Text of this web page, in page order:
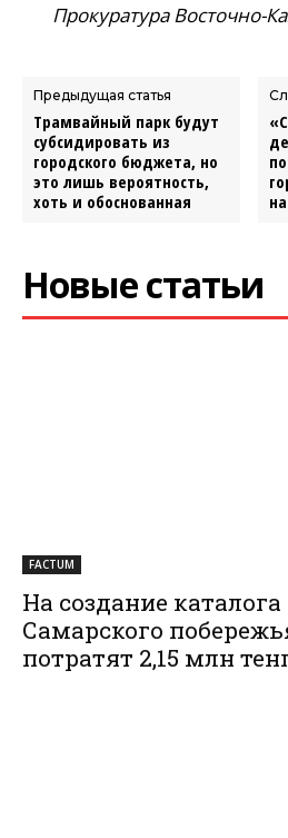
Прокуратура Восточно-
Предыдущая статья
Трамвайный парк будут
субсидировать из
городского бюджета, но
это лишь вероятность,
хоть и обоснованная
Новые статьи
FACTUM
На создание
Самарского
потратят 2,15 млн